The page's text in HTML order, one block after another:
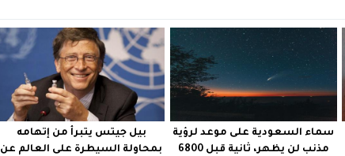
سماء السعودية على موعد لرؤية
مذنب لن يظهر، ثانية قبل 6800
بيل جيتس يتبرأ من إتهامه
بمحاولة السيطرة على العالم عن